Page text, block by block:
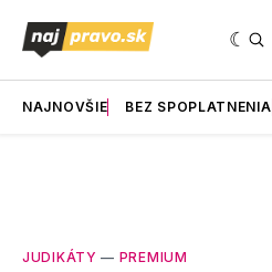
NAJNOVŠIE BEZ SPOPLATNENIA
JUDIKÁTY — PREMIUM